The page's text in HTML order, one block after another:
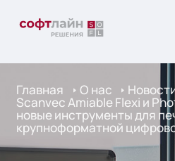
Главная О нас
Scanvec Amiable Flexi и
новые инструменты для
крупноформатной